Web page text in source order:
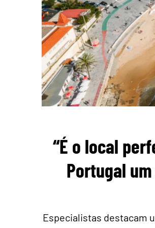
“É o local
Portugal
Especialistas destacam